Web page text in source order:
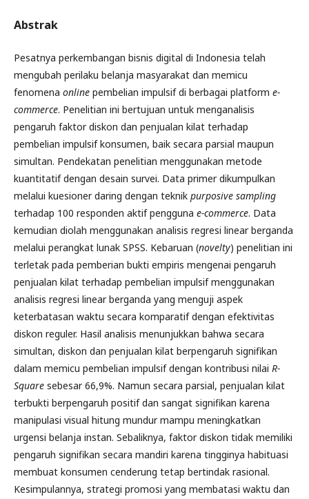
Abstrak
Pesatnya perkembangan bisnis digital di Indonesia telah
mengubah perilaku belanja masyarakat dan memicu
fenomena online pembelian impulsif di berbagai platform e-
commerce. Penelitian ini bertujuan untuk menganalisis
pengaruh faktor diskon dan penjualan kilat terhadap
pembelian impulsif konsumen, baik secara parsial maupun
simultan. Pendekatan penelitian menggunakan metode
kuantitatif dengan desain survei. Data primer dikumpulkan
melalui kuesioner daring dengan teknik purposive sampling
terhadap 100 responden aktif pengguna e-commerce. Data
kemudian diolah menggunakan analisis regresi linear berganda
melalui perangkat lunak SPSS. Kebaruan (novelty) penelitian ini
terletak pada pemberian bukti empiris mengenai pengaruh
penjualan kilat terhadap pembelian impulsif menggunakan
analisis regresi linear berganda yang menguji aspek
keterbatasan waktu secara komparatif dengan efektivitas
diskon reguler. Hasil analisis menunjukkan bahwa secara
simultan, diskon dan penjualan kilat berpengaruh signifikan
dalam memicu pembelian impulsif dengan kontribusi nilai R-
Square sebesar 66,9%. Namun secara parsial, penjualan kilat
terbukti berpengaruh positif dan sangat signifikan karena
manipulasi visual hitung mundur mampu meningkatkan
urgensi belanja instan. Sebaliknya, faktor diskon tidak memiliki
pengaruh signifikan secara mandiri karena tingginya habituasi
membuat konsumen cenderung tetap bertindak rasional.
Kesimpulannya, strategi promosi yang membatasi waktu dan